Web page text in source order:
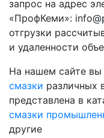
запрос на адрес
«ПрофКеми»:
отгрузки
и удаленности
На нашем сайте
смазки различных
представлена в
смазки
другие